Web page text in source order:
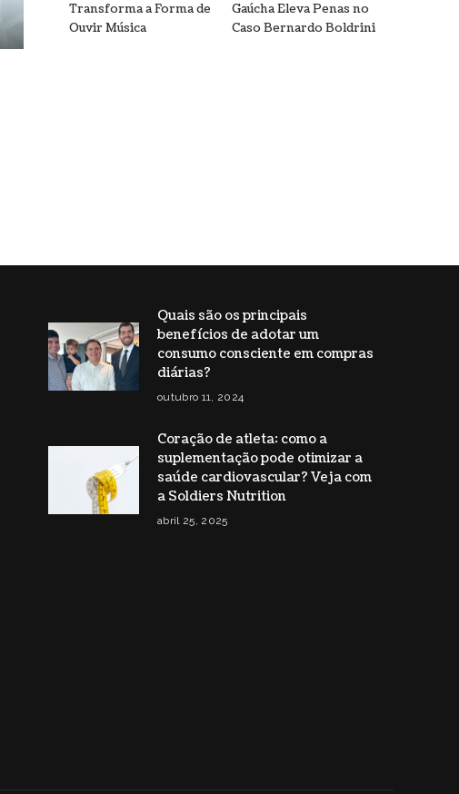
Transforma a Forma de
Ouvir Música
Gaúcha Eleva Penas no
Caso Bernardo Boldrini
Quais são os principais
benefícios de adotar um
consumo consciente em compras
diárias?
outubro 11, 2024
Coração de atleta: como a
suplementação pode otimizar a
saúde cardiovascular? Veja com
a Soldiers Nutrition
abril 25, 2025